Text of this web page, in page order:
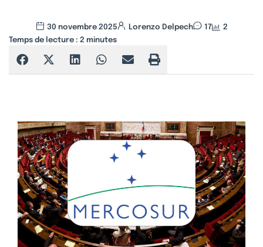
30 novembre 2025 Lorenzo Delpech 17
2
Temps de lecture : 2 minutes